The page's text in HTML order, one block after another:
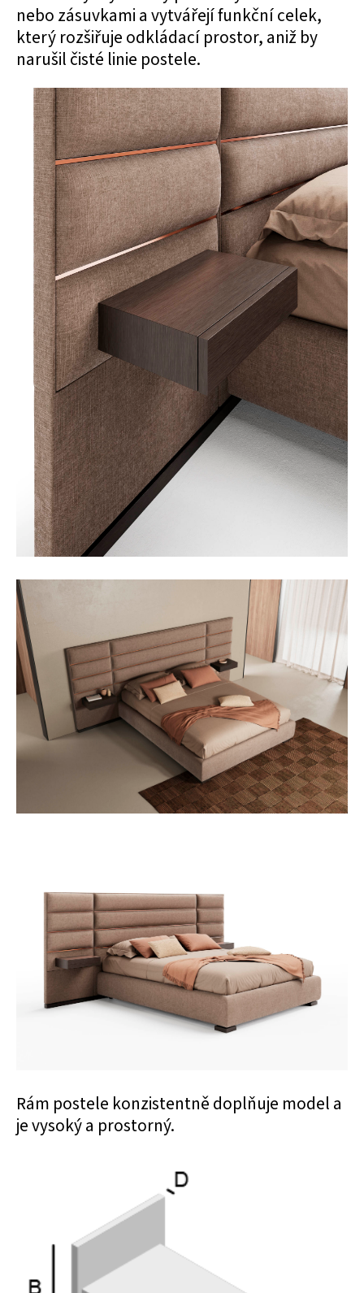
nebo zásuvkami a vytvářejí funkční celek,
který rozšiřuje odkládací prostor, aniž by
narušil čisté linie postele.
Rám postele konzistentně doplňuje model a
je vysoký a prostorný.